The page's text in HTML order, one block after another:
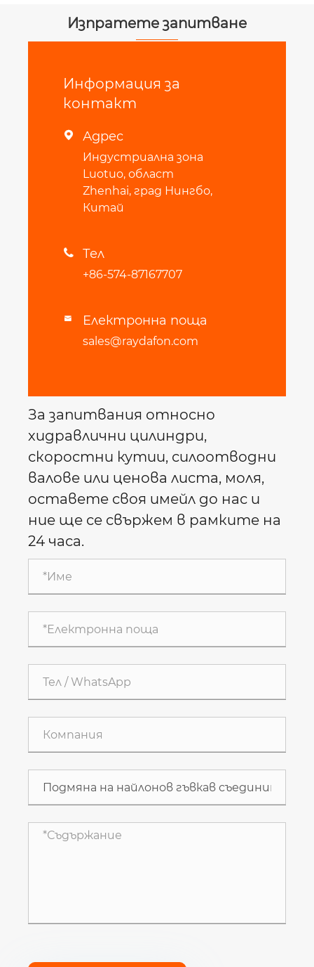
Изпратете запитване
Информация за
контакт
 Адрес
Индустриална зона
Luotuo, област
Zhenhai, град Нингбо,
Китай
 Тел
+86-574-87167707
 Електронна поща
sales@raydafon.com
За запитвания относно
хидравлични цилиндри,
скоростни кутии, силоотводни
валове или ценова листа, моля,
оставете своя имейл до нас и
ние ще се свържем в рамките на
24 часа.